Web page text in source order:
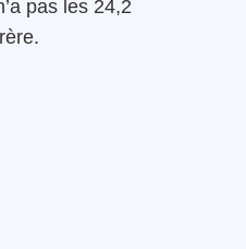
pas les 24,2